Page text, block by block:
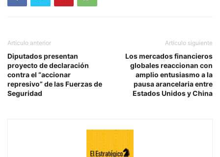
Artículo anterior
Diputados presentan
proyecto de declaración
contra el “accionar
represivo” de las Fuerzas de
Seguridad
Artículo siguiente
Los mercados financieros
globales reaccionan con
amplio entusiasmo a la
pausa arancelaria entre
Estados Unidos y China